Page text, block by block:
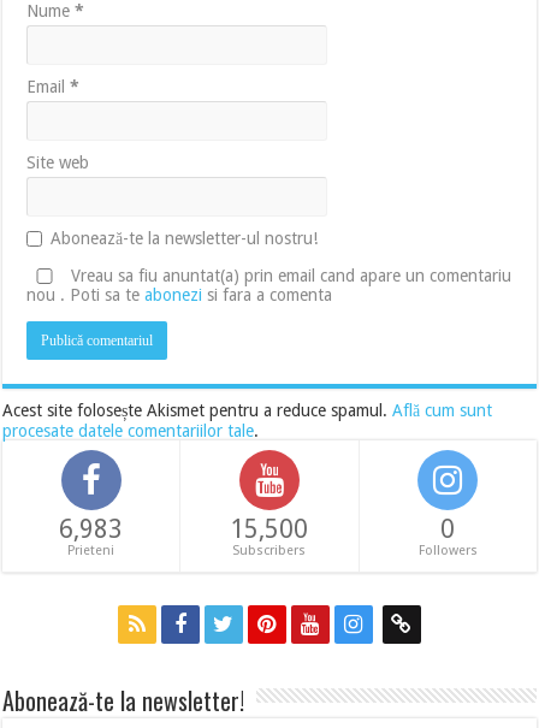
Nume*
Email*
Site web
Abonează-te la newsletter-ul nostru!
Vreau sa fiu anuntat(a) prin email cand apare un comentariu
nou . Poti sa teabonezi si fara a comenta
Acest site folosește Akismet pentru a reduce spamul.Află cum sunt
procesate datele comentariilor tale.
6,983
Prieteni
15,500
Subscribers
0
Followers
Abonează-te la newsletter!